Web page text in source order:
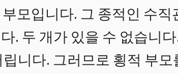
모입니다. 그 종적인 수직
. 두 개가 있을 수 없습니
니다. 그러므로 횡적 부모